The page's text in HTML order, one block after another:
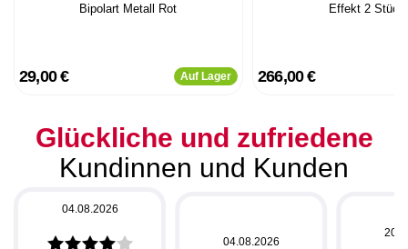
Bipolart Metall Rot
29,00 € Auf Lager
Effekt 2 Stück
266,00 €
Glückliche und zufriedene
Kundinnen und Kunden
04.08.2026
04.08.2026